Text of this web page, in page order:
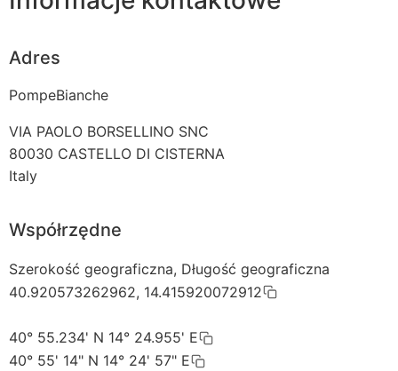
Adres
PompeBianche
VIA PAOLO BORSELLINO SNC
80030 CASTELLO DI CISTERNA
Italy
Współrzędne
Szerokość geograficzna, Długość geograficzna
40.920573262962, 14.415920072912
40° 55.234' N 14° 24.955' E
40° 55' 14" N 14° 24' 57" E